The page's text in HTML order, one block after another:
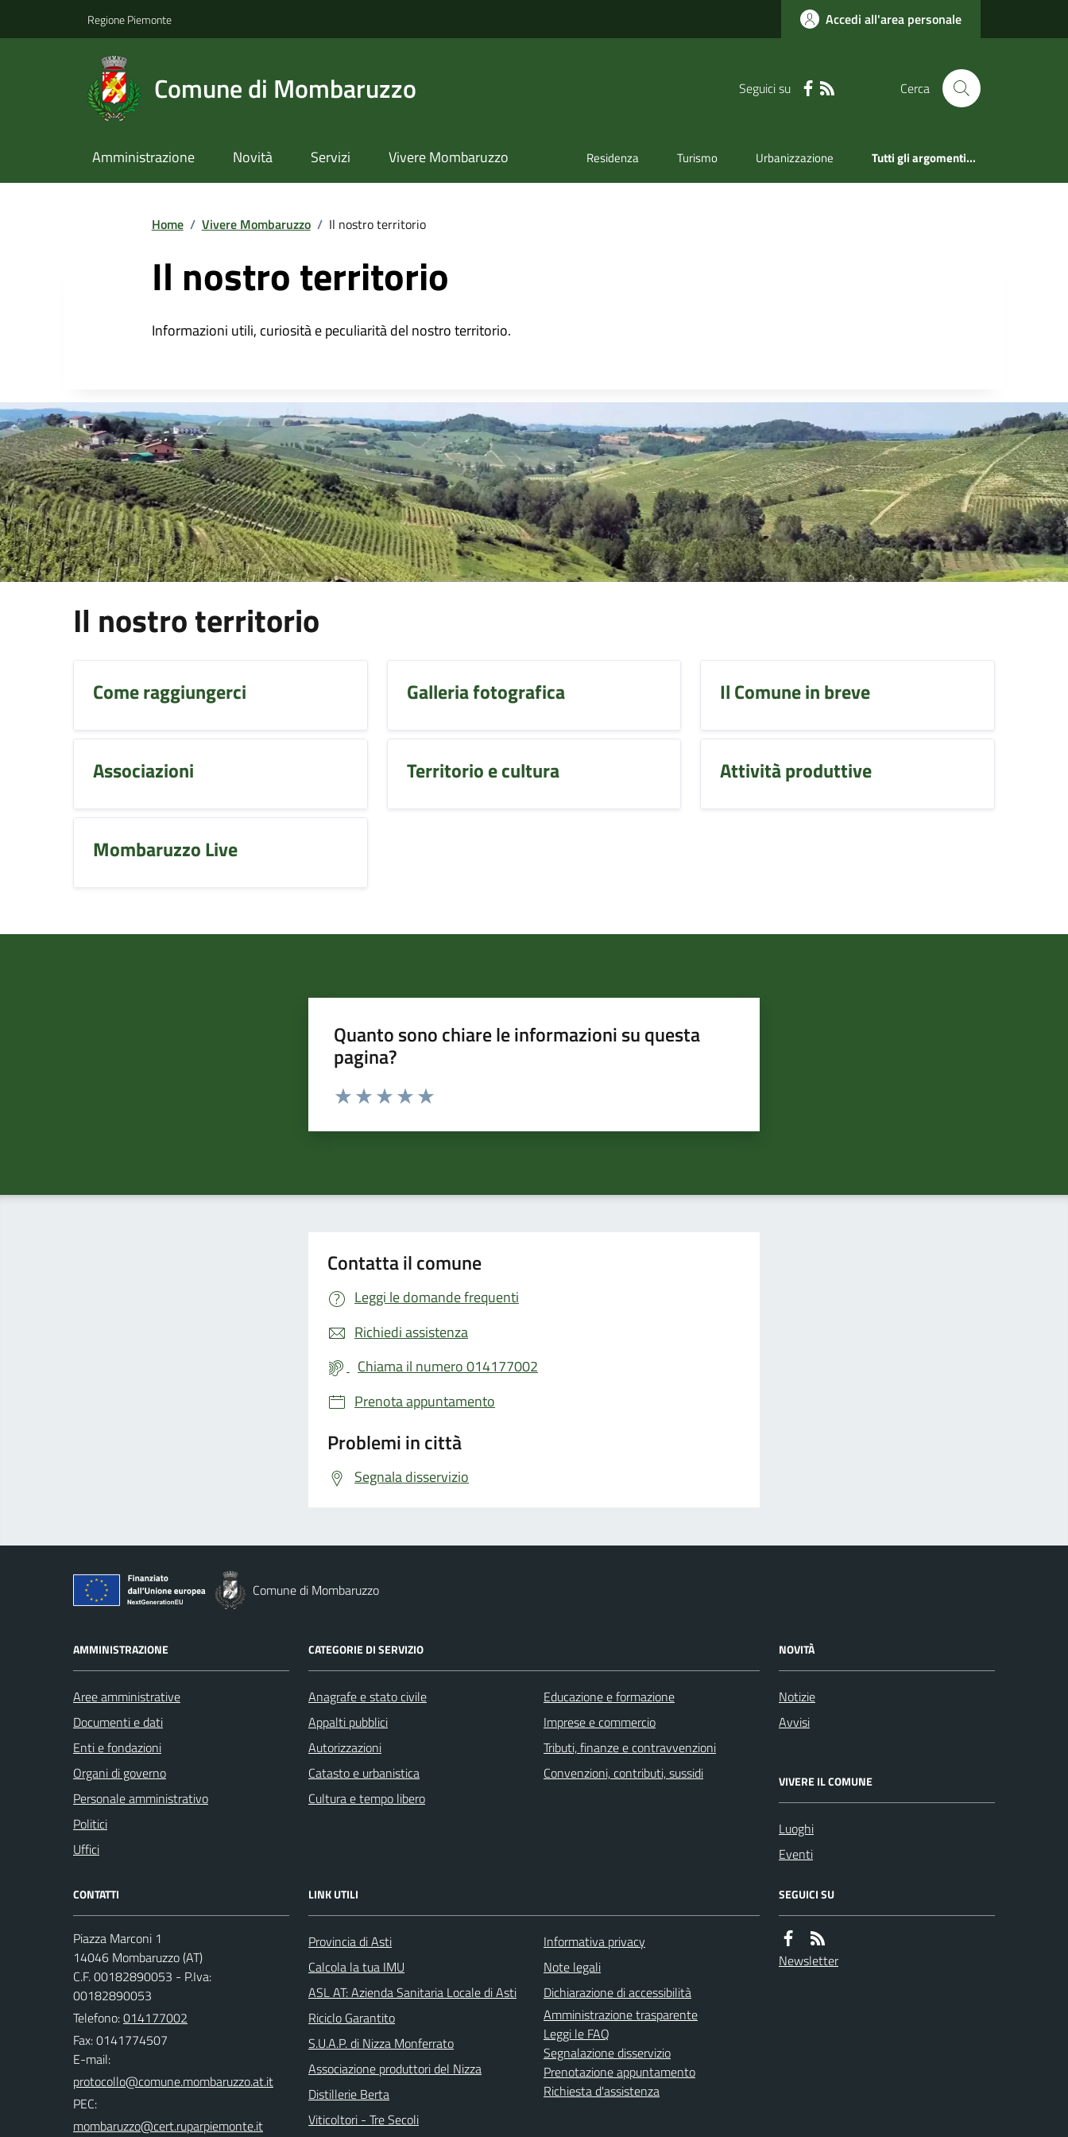
Regione Piemonte Accedi all'area personale
Comune di Mombaruzzo Seguici su Cerca
Amministrazione Novità Servizi Vivere Mombaruzzo Residenza Turismo Urbanizzazione Tutti gli argomenti...
Home / Vivere Mombaruzzo / Il nostro territorio
Il nostro territorio
Informazioni utili, curiosità e peculiarità del nostro territorio.
Il nostro territorio
Come raggiungerci Galleria fotografica Il Comune in breve
Associazioni Territorio e cultura Attività produttive
Mombaruzzo Live
Quanto sono chiare le informazioni su questa
pagina?
Valuta da 1 a 5 stelle la pagina
Contatta il comune
Leggi le domande frequenti
Richiedi assistenza
Chiama il numero 014177002
Prenota appuntamento
Problemi in città
Segnala disservizio
Comune di Mombaruzzo
AMMINISTRAZIONE
Aree amministrative
Documenti e dati
Enti e fondazioni
Organi di governo
Personale amministrativo
Politici
Uffici
CATEGORIE DI SERVIZIO
Anagrafe e stato civile
Appalti pubblici
Autorizzazioni
Catasto e urbanistica
Cultura e tempo libero
Educazione e formazione
Imprese e commercio
Tributi, finanze e contravvenzioni
Convenzioni, contributi, sussidi
NOVITÀ
Notizie
Avvisi
VIVERE IL COMUNE
Luoghi
Eventi
CONTATTI
Piazza Marconi 1
14046 Mombaruzzo (AT)
C.F. 00182890053 - P.Iva:
00182890053
Telefono:014177002
Fax: 0141774507
E-mail:
PEC:
LINK UTILI
Provincia di Asti
Calcola la tua IMU
ASL AT: Azienda Sanitaria Locale di Asti
Riciclo Garantito
S.U.A.P. di Nizza Monferrato
Associazione produttori del Nizza
Distillerie Berta
Viticoltori - Tre Secoli
Informativa privacy
Note legali
Dichiarazione di accessibilità
Amministrazione trasparente
Leggi le FAQ
Segnalazione disservizio
Prenotazione appuntamento
Richiesta d'assistenza
SEGUICI SU
Newsletter